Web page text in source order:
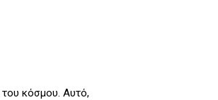
κόσμου. Αυτό,